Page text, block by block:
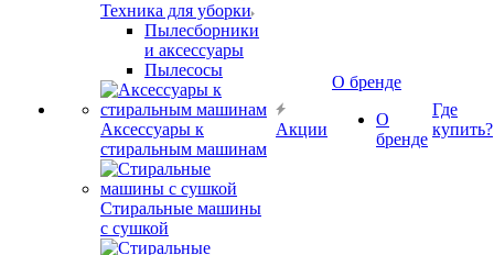
Техника для уборки
Пылесборники
и аксессуары
Пылесосы
Аксессуары к
стиральным машинам
Стиральные машины
с сушкой
Акции
О бренде
О
бренде
Где
купить?